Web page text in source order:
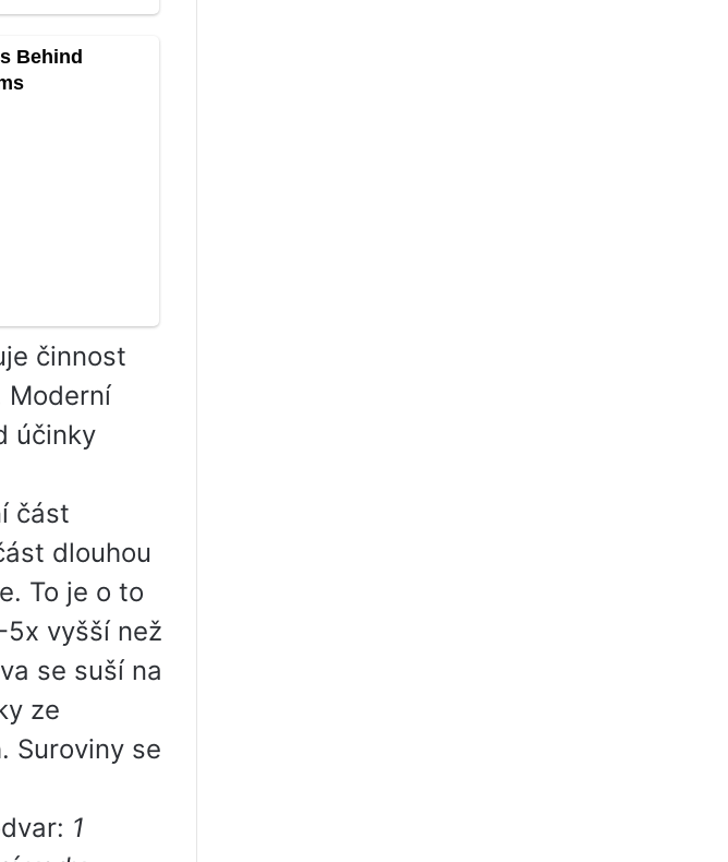
činnost
Moderní
účinky
část
dlouhou
To je o to
vyšší než
se suší na
ze
Suroviny se
1